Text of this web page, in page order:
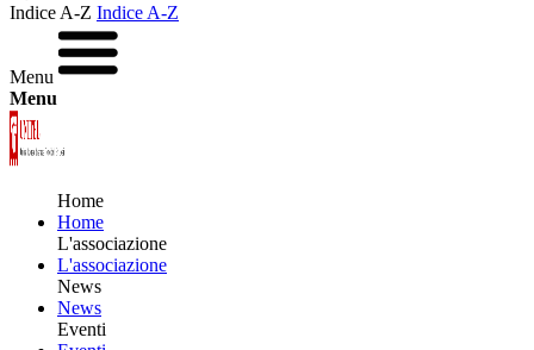
Indice A-Z Indice A-Z
Menu
Menu
Home
Home
L'associazione
L'associazione
News
News
Eventi